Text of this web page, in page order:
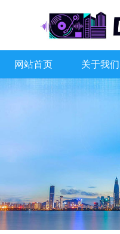
网站首页 关于我们